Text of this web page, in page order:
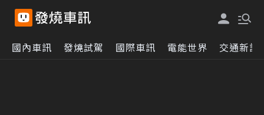
國內車訊 發燒試駕 國際車訊 電能世界 交通新訊